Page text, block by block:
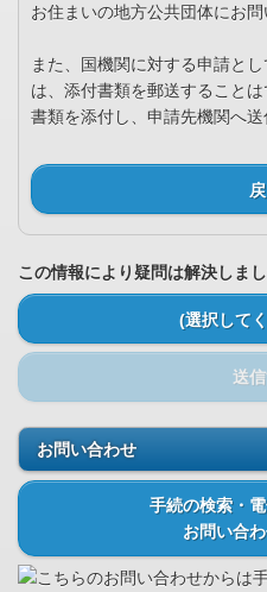
お住まいの地方公共団体にお問
また、国機関に対する申請と
は、添付書類を郵送すること
書類を添付し、申請先機関へ送
この情報により疑問は解決しま
(選択して
送
お問い合わせ
手続の検索・
お問い合
こちらのお問い合わせからは